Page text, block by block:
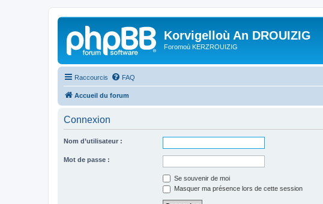
Korvigelloù An DROUIZIG
Foromoù KERZROUIZIG
Raccourcis FAQ
Accueil du forum
Connexion
Nom d’utilisateur :
Mot de passe :
Se souvenir de moi
Masquer ma présence lors de cette session